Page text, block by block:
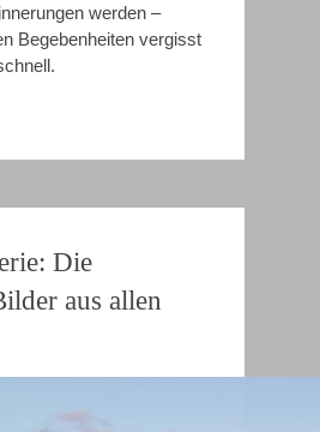
werden –
Begebenheiten vergisst
Die
aus allen